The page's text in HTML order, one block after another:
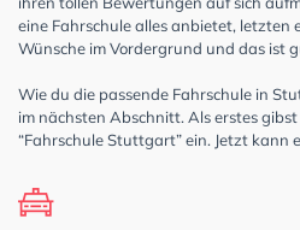
eine Fahrschule alles anbietet, letzten
Wünsche im Vordergrund und das ist
Wie du die passende Fahrschule in
im nächsten Abschnitt. Als erstes
“Fahrschule Stuttgart” ein. Jetzt kann